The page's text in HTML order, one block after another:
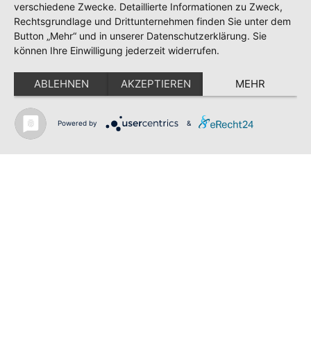
SV GESCHER E.V.
Shop
Kontakt
Impressum
Datenschutz
Datenschutzordnung
Teilnahmebedingungen Gewinnspiel
verschiedene Zwecke. Detaillierte Informationen zu Zweck,
Rechtsgrundlage und Drittunternehmen finden Sie unter dem
Button „Mehr“ und in unserer Datenschutzerklärung. Sie
können Ihre Einwilligung jederzeit widerrufen.
ABLEHNEN AKZEPTIEREN MEHR
Powered by &